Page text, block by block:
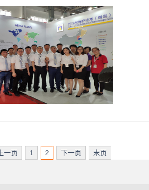
上一页 1 2 下一页 末页